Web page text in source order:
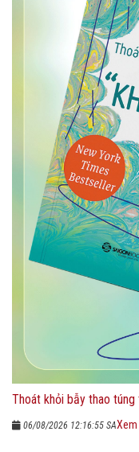
Thoát khỏi bẫy thao
06/08/2026 12:16:55 SA